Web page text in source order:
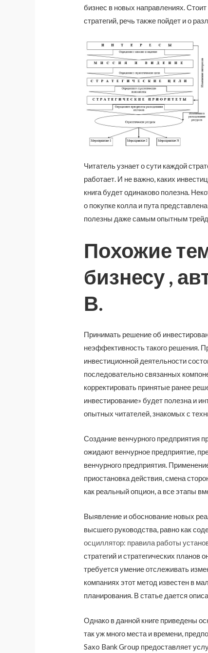
бизнес в новых направлениях.
стратегий, речь также пойдет и о
Читатель узнает о сути каждой
работает. И не важно, каких
книга будет одинаково полезна.
о покупке колла и пута
полезны даже самым опытным
Похожие
бизнесу ,
В.
Принимать решение об
неэффективность такого решения.
инвестиционной деятельности
последовательно связанных
корректировать принятые ранее
инвестирование» будет полезна и
опытных читателей, знакомых с
Создание венчурного предприятия
ожидают венчурное предприятие,
венчурного предприятия.
приостановка действия, смена
как реальный опцион, а все этапы
Выявление и обоснование новых
высшего руководства, равно как
осциллятор: правила работы
стратегий и стратегических
требуется умение отслеживать
компаниях этот метод известен в
планирования. В статье дается
Однако в данной книге приведены
так уж много места и времени,
Saxo Bank Group предоставляет